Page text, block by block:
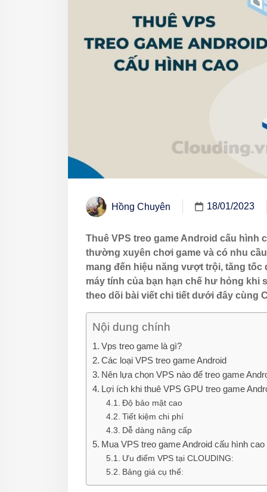
Hồng Chuyên 18/01/2023
Thuê VPS treo game Android cấu
thường xuyên chơi game và có nhu
mang đến hiệu năng vượt trội, tăng
máy tính của bạn hạn chế hư hỏng khi
theo dõi bài viết chi tiết dưới đây cùng
Nội dung chính
Vps treo game là gì?
Các loại VPS treo game Android
Nên lựa chọn VPS nào để treo game
Lợi ích khi thuê VPS GPU treo game
Độ bảo mật cao
Tiết kiệm chi phí
Dễ dàng nâng cấp
Mua VPS treo game Android cấu hình
Ưu điểm VPS tại CLOUDING:
Bảng giá cụ thể: